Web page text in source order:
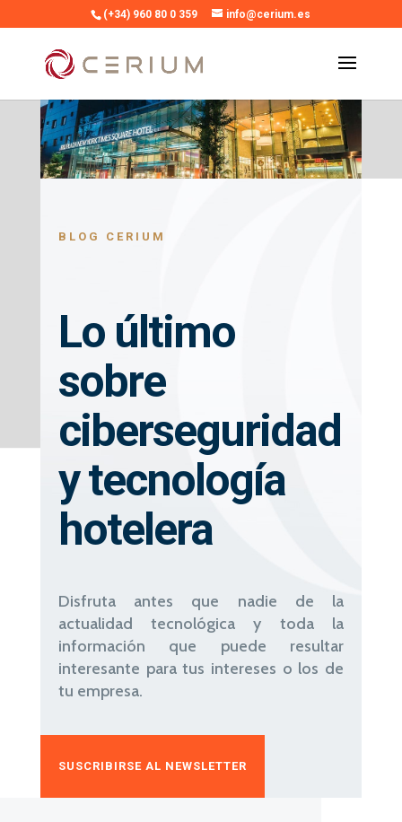
(+34) 960 80 0 359 info@cerium.es
BLOG CERIUM
Lo último
sobre
ciberseguridad
y tecnología
hotelera
Disfruta antes que nadie de la
actualidad tecnológica y toda la
información que puede resultar
interesante para tus intereses o los de
tu empresa.
SUSCRIBIRSE AL NEWSLETTER